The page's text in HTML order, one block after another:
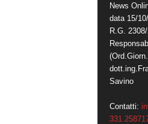
News
data 15/
R.G.
Savino
Contatti: